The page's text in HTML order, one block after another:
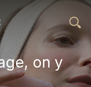
on y